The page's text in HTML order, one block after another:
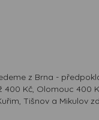
z Brna -
400 Kč, Olomouc 400
Tišnov a Mikulov